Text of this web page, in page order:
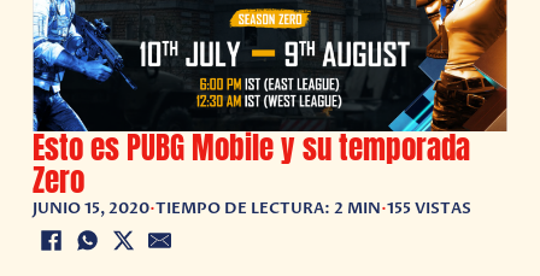
Esto es PUBG Mobile y su temporada
Zero
JUNIO 15, 2020•TIEMPO DE LECTURA: 2 MIN•155 VISTAS